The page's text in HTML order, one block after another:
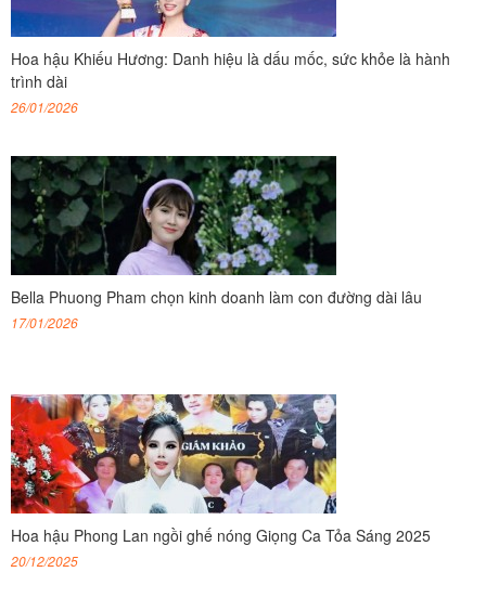
Hoa hậu Khiếu Hương: Danh hiệu là dấu mốc, sức khỏe là hành
trình dài
26/01/2026
Bella Phuong Pham chọn kinh doanh làm con đường dài lâu
17/01/2026
Hoa hậu Phong Lan ngồi ghế nóng Giọng Ca Tỏa Sáng 2025
20/12/2025